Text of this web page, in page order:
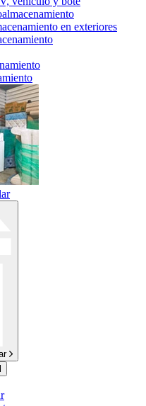
en exteriores